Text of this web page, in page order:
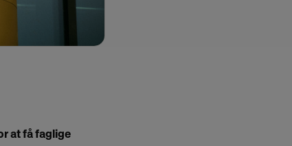
at få faglige